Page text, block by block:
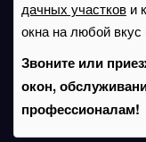
дачных участков и
окна на любой
Звоните или
окон,
профессионалам!